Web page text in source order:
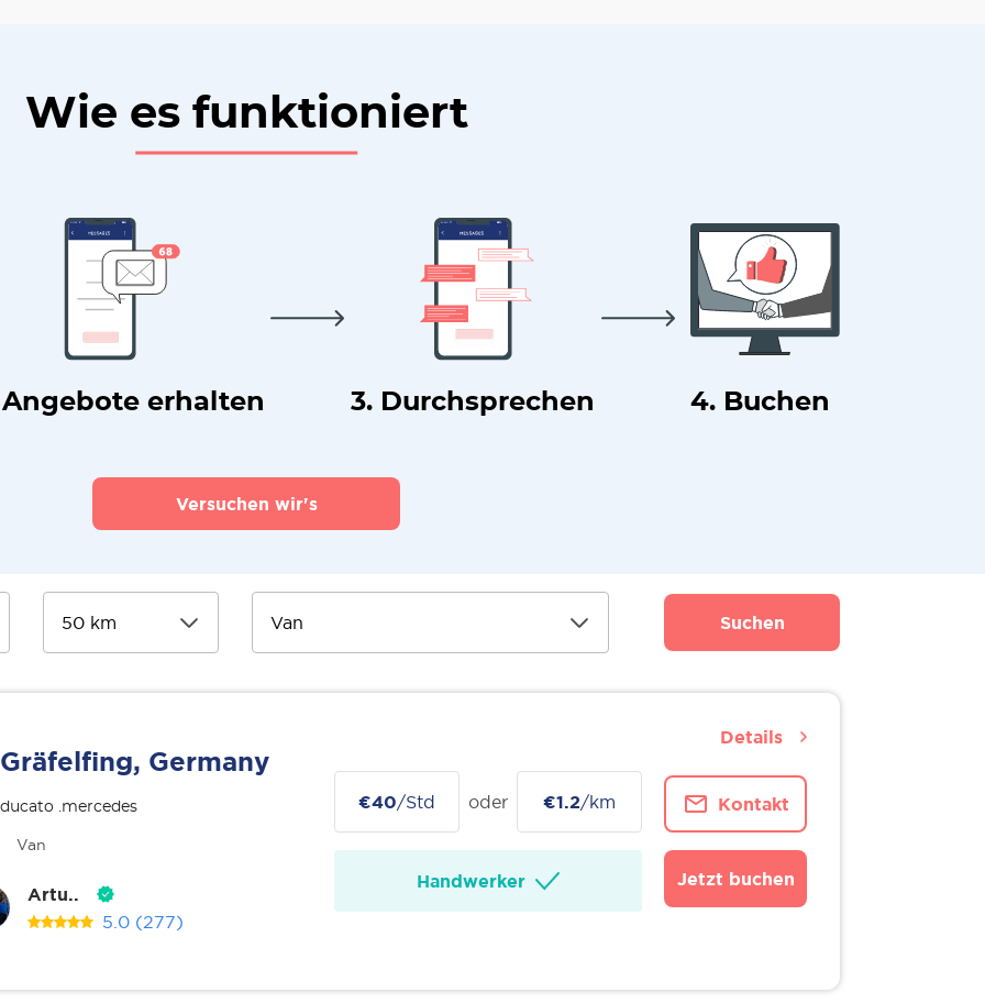
Wie es funktioniert
Angebote erhalten 3. Durchsprechen 4. Buchen
Versuchen wir's
Suchen
Gräfelfing, Germany
.mercedes
Van
Artu..
5.0 (277)
€40/Std oder €1.2/km
Handwerker
Kontakt
Jetzt buchen
Details